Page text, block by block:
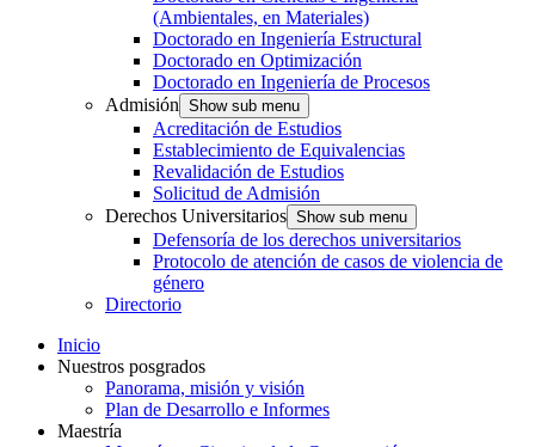
(Ambientales, en Materiales)
Doctorado en Ingeniería Estructural
Doctorado en Optimización
Doctorado en Ingeniería de Procesos
Admisión Show sub menu
Acreditación de Estudios
Establecimiento de Equivalencias
Revalidación de Estudios
Solicitud de Admisión
Derechos Universitarios Show sub menu
Defensoría de los derechos universitarios
Protocolo de atención de casos de violencia de
género
Directorio
Inicio
Nuestros posgrados
Panorama, misión y visión
Plan de Desarrollo e Informes
Maestría